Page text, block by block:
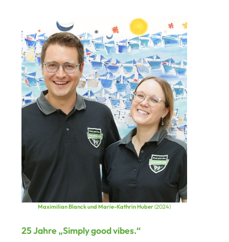
Maximilian Blanck und Marie-Kathrin Huber(2024)
25 Jahre „Simply good vibes.“